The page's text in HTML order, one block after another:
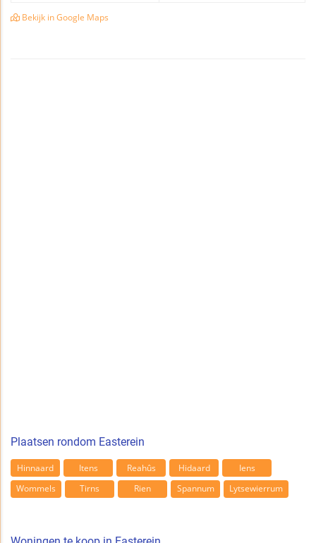
Bekijk in Google Maps
Plaatsen rondom Easterein
Hinnaard Itens Reahûs Hidaard
Iens
Wommels
Tirns Rien Spannum Lytsewierrum